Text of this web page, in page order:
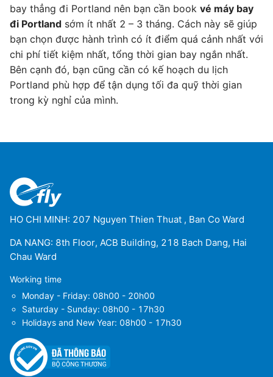
bay thẳng đi Portland nên bạn cần book vé máy bay
đi Portland sớm ít nhất 2 – 3 tháng. Cách này sẽ giúp
bạn chọn được hành trình có ít điểm quá cảnh nhất với
chi phí tiết kiệm nhất, tổng thời gian bay ngắn nhất.
Bên cạnh đó, bạn cũng cần có kế hoạch du lịch
Portland phù hợp để tận dụng tối đa quỹ thời gian
trong kỳ nghỉ của mình.
HO CHI MINH: 207 Nguyen Thien Thuat , Ban Co Ward
DA NANG: 8th Floor, ACB Building, 218 Bach Dang, Hai
Chau Ward
Working time
Monday - Friday: 08h00 - 20h00
Saturday - Sunday: 08h00 - 17h30
Holidays and New Year: 08h00 - 17h30